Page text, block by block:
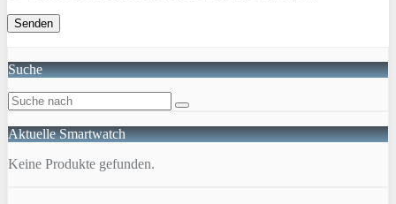
Suche
Aktuelle Smartwatch
Keine Produkte gefunden.